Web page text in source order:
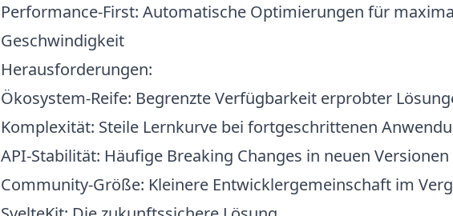
Performance-First: Automatische Optimierungen für
Geschwindigkeit
Herausforderungen:
Ökosystem-Reife: Begrenzte Verfügbarkeit erprobter
Komplexität: Steile Lernkurve bei fortgeschrittenen
API-Stabilität: Häufige Breaking Changes in neuen Versionen
Community-Größe: Kleinere Entwicklergemeinschaft im